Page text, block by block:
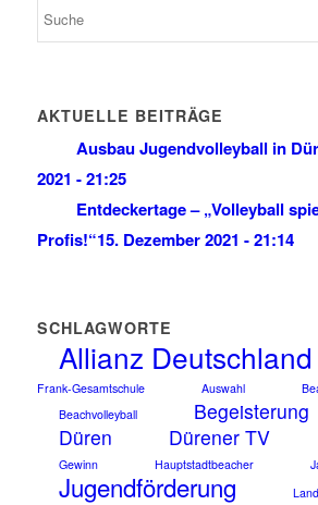
AKTUELLE BEITRÄGE
Ausbau Jugendvolleyball in
2021 - 21:25
Entdeckertage – „Volleyball
Profis!“15. Dezember 2021 - 21:14
SCHLAGWORTE
Allianz Deutschland
Frank-Gesamtschule
Auswahl
Beachvolleyball
Begeisterung
Düren Dürener TV
Gewinn
Hauptstadtbeacher
Jugendförderung